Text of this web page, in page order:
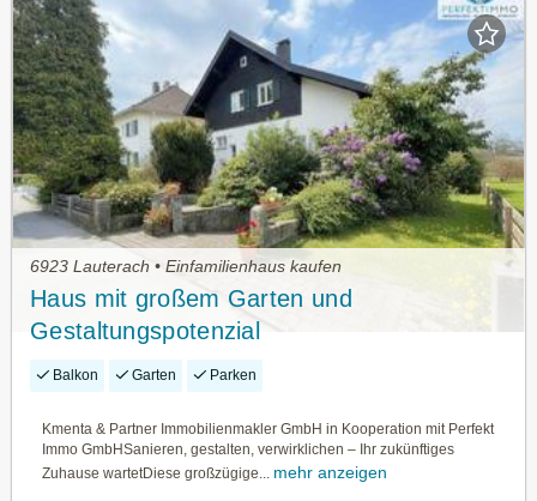
6923 Lauterach • Einfamilienhaus kaufen
Haus mit großem Garten und
Gestaltungspotenzial
Balkon Garten Parken
Kmenta & Partner Immobilienmakler GmbH in Kooperation mit Perfekt
Immo GmbHSanieren, gestalten, verwirklichen – Ihr zukünftiges
Zuhause wartetDiese großzügige... mehr anzeigen